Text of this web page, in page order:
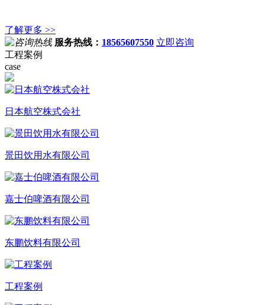
了解更多 >>
服务热线： 18565607550 立即咨询
工程案例
case
日本航空株式会社
景田饮用水有限公司
嘉士伯啤酒有限公司
东鹏饮料有限公司
工程案例